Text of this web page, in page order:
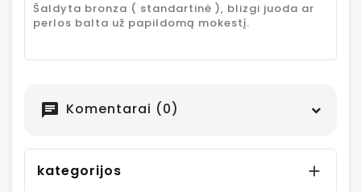
Šaldyta bronza ( standartinė ), blizgi juoda ar
perlos balta už papildomą mokestį.
chat Komentarai (0)
kategorijos 